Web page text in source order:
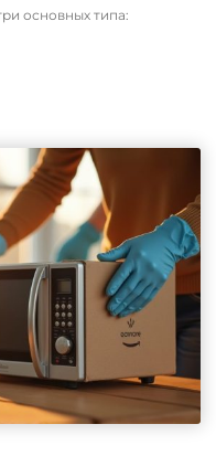
основных типа: